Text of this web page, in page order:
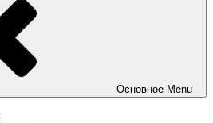
Основное Menu